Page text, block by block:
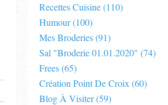
Recettes Cuisine(110)
Humour(100)
Mes Broderies(91)
Sal "broderie 01.01.2020" (74)
Frees(65)
Création Point De Croix (60)
Blog À Visiter(59)